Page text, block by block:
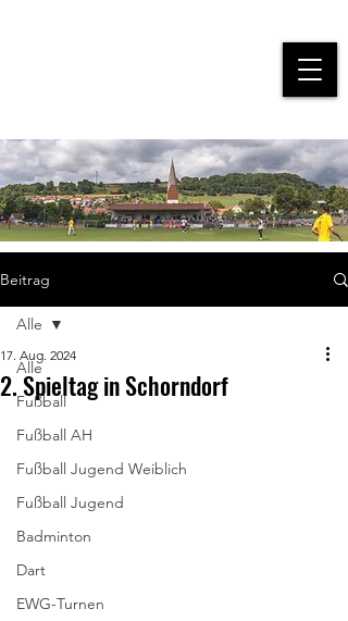
Beitrag
Alle
Fußball
Fußball AH
Fußball Jugend Weiblich
Fußball Jugend
Badminton
Dart
EWG-Turnen
Alle
2. Spieltag in Schorndorf
17. Aug. 2024